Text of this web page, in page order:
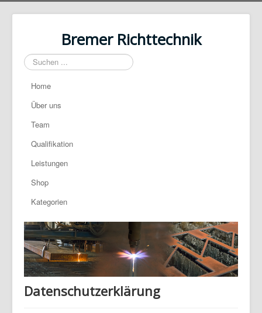
Bremer Richttechnik
Suchen
...
Home
Über uns
Team
Qualifikation
Leistungen
Shop
Kategorien
Datenschutzerklärung